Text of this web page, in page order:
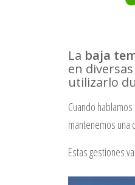
La baja
en
utilizarlo
Cuando
mantenemos una
Estas gestiones